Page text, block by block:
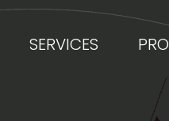
SERVICES